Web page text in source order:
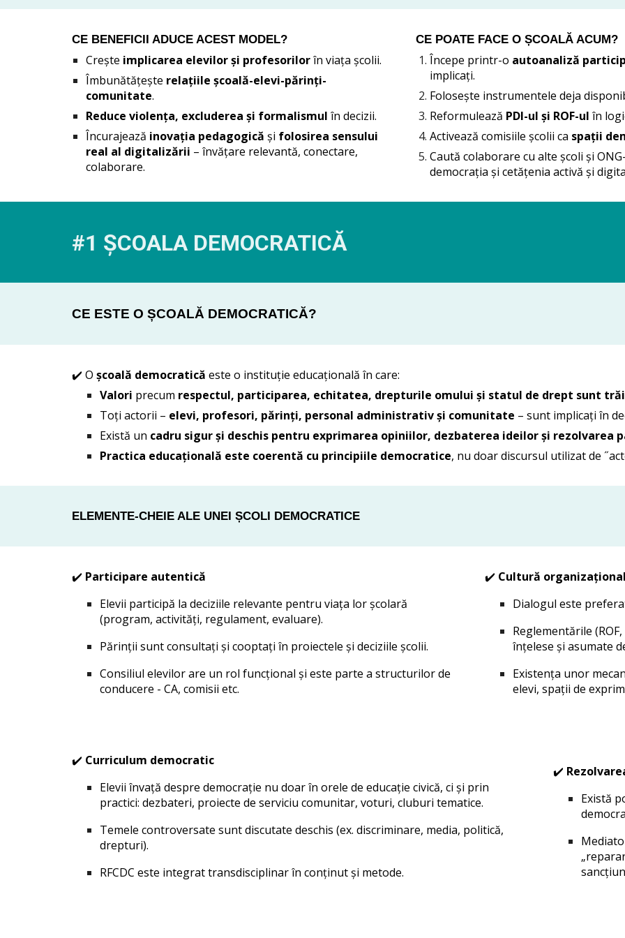
CE BENEFICII ADUCE ACEST MODEL?
Crește implicarea elevilor și profesorilorîn viața școlii.
Îmbunătățește relațiile școală-elevi-părinți-
comunitate.
Reduce violența, excluderea și formalismul în decizii.
Încurajează inovația pedagogică și folosirea sensului
real al digitalizării – învățare relevantă, conectare,
colaborare.
CE POATE FACE O ȘCOALĂ ACUM?
Începe printr-o autoanaliză
implicați.
Folosește instrumentele deja
Reformulează PDI-ul și ROF-ul în
Activează comisiile școlii ca spații
Caută colaborare cu alte școli și
democrația și cetățenia activă și
#1 ȘCOALA DEMOCRATICĂ
CE ESTE O ȘCOALĂ DEMOCRATICĂ?
✔️ O școală democratică este o instituție educațională în care:
Valori precum respectul, participarea, echitatea, drepturile omului și statul de drept sunt
Toți actorii – elevi, profesori, părinți, personal administrativ și comunitate – sunt implicați în
Există un cadru sigur și deschis pentru exprimarea opiniilor, dezbaterea ideilor și rezolvarea
Practica educațională este coerentă cu principiile democratice, nu doar discursul utilizat de
ELEMENTE-CHEIE ALE UNEI ȘCOLI DEMOCRATICE
✔️ Participare autentică
Elevii participă la deciziile relevante pentru viața lor școlară
(program, activități, regulament, evaluare).
Părinții sunt consultați și cooptați în proiectele și deciziile școlii.
Consiliul elevilor are un rol funcțional și este parte a structurilor de
conducere - CA, comisii etc.
✔️ Cultură
Dialogul este
Reglementările
înțelese și asumate
Existența unor
elevi, spații de
✔️ Curriculum democratic
Elevii învață despre democrație nu doar în orele de educație civică, ci și prin
practici: dezbateri, proiecte de serviciu comunitar, voturi, cluburi tematice.
Temele controversate sunt discutate deschis (ex. discriminare, media, politică,
drepturi).
RFCDC este integrat transdisciplinar în conținut și metode.
✔️
Există